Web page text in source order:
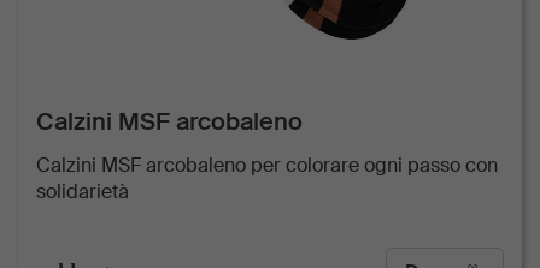
Calzini MSF arcobaleno
Calzini MSF arcobaleno per colorare ogni passo con
solidarietà